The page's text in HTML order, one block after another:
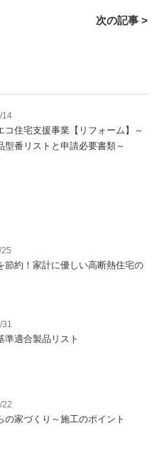
次の記事 >
14
コ住宅支援事業【リフォーム】～
型番リストと申請必要書類～
節約！家計に優しい高断熱住宅の
準適合製品リスト
22
の家づくり～施工のポイント